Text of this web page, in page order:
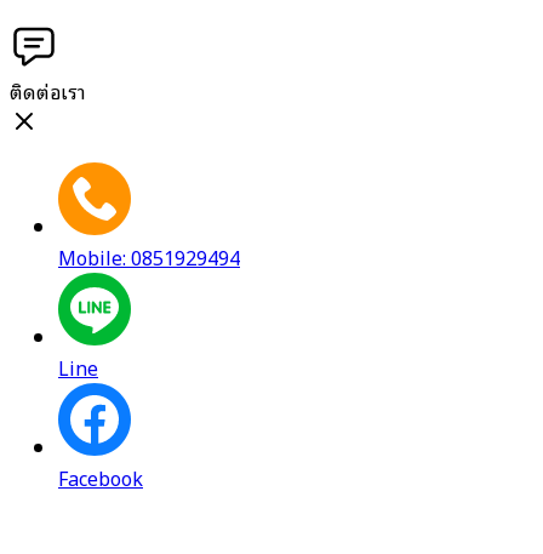
ติดต่อเรา
Mobile: 0851929494
Line
Facebook